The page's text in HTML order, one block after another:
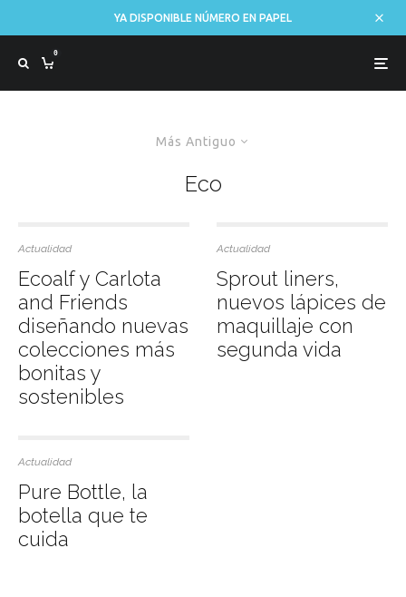
YA DISPONIBLE NÚMERO EN PAPEL
0
Más Antiguo
Eco
Actualidad
Ecoalf y Carlota
and Friends
diseñando nuevas
colecciones más
bonitas y
sostenibles
Actualidad
Pure Bottle, la
botella que te
cuida
Actualidad
Sprout liners,
nuevos lápices de
maquillaje con
segunda vida